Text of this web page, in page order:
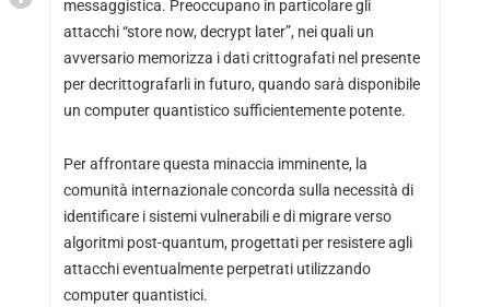
messaggistica. Preoccupano in particolare gli
attacchi “store now, decrypt later”, nei quali un
avversario memorizza i dati crittografati nel presente
per decrittografarli in futuro, quando sarà disponibile
un computer quantistico sufficientemente potente.
Per affrontare questa minaccia imminente, la
comunità internazionale concorda sulla necessità di
identificare i sistemi vulnerabili e di migrare verso
algoritmi post-quantum, progettati per resistere agli
attacchi eventualmente perpetrati utilizzando
computer quantistici.